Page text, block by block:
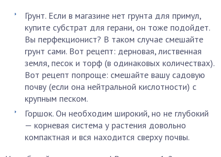
Грунт. Если в магазине нет грунта для примул,
купите субстрат для герани, он тоже подойдет.
Вы перфекционист? В таком случае смешайте
грунт сами. Вот рецепт: дерновая, лиственная
земля, песок и торф (в одинаковых количествах).
Вот рецепт попроще: смешайте вашу садовую
почву (если она нейтральной кислотности) с
крупным песком.
Горшок. Он необходим широкий, но не глубокий
— корневая система у растения довольно
компактная и вся находится сверху почвы.